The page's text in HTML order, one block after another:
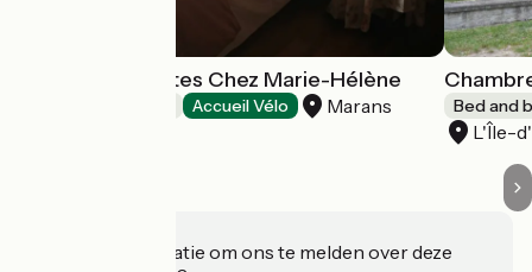
Chambres d'hôtes Chez Marie-Hélène
Accueil Vélo Marans Bed and
L'Île-
Heeft u informatie om ons te melden over deze